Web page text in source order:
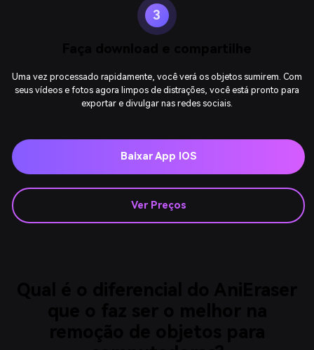
3
Uma vez processado rapidamente, você verá os objetos sumirem. Com
seus vídeos e fotos agora limpos de distrações, você está pronto para
exportar e divulgar nas redes sociais.
Baixar App IOS
Ver Preços